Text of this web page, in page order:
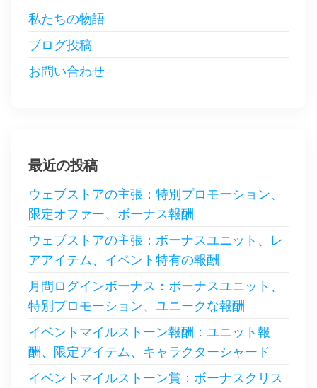
私たちの物語
ブログ投稿
お問い合わせ
最近の投稿
ウェブストアの主張：特別プロモーション、
限定オファー、ボーナス報酬
ウェブストアの主張：ボーナスユニット、レ
アアイテム、イベント特有の報酬
月間ログインボーナス：ボーナスユニット、
特別プロモーション、ユニークな報酬
イベントマイルストーン報酬：ユニット報
酬、限定アイテム、キャラクターシャード
イベントマイルストーン賞：ボーナスクリス